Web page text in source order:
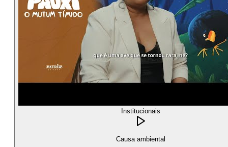
Institucionais
Causa ambiental